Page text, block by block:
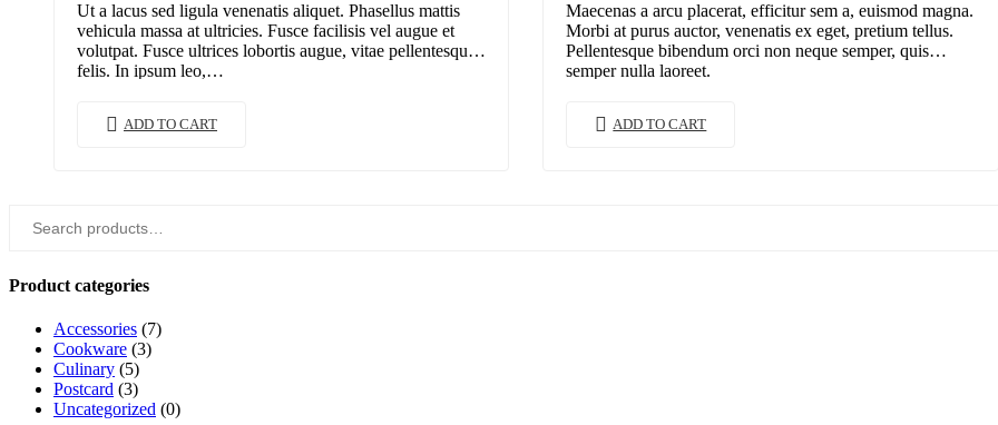
Ut a lacus sed ligula venenatis aliquet. Phasellus mattis
vehicula massa at ultricies. Fusce facilisis vel augue et
volutpat. Fusce ultrices lobortis augue, vitae pellentesque
felis. In ipsum leo,…
ADD TO CART
Maecenas a arcu placerat, efficitur sem a, euismod magna.
Morbi at purus auctor, venenatis ex eget, pretium tellus.
Pellentesque bibendum orci non neque semper, quis
semper nulla laoreet.
ADD TO CART
Product categories
Accessories (7)
Cookware (3)
Culinary (5)
Postcard (3)
Uncategorized (0)